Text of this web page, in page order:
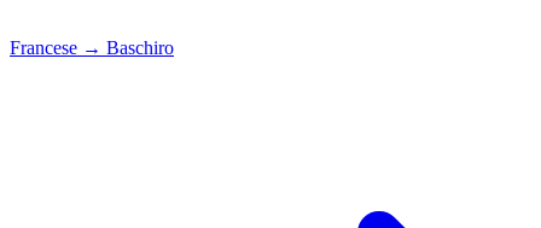
Francese → Baschiro